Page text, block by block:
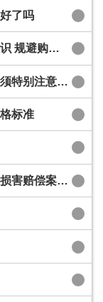
了吗
【崇阳县律师事务所提醒】增强法律意识 规避购房风险
【崇阳县律师事务所提醒】购房过程中须特别注意的法律问题
标准
【崇阳县律师】最高法《关于审理人身损害赔偿案件适用法律若干问题的解释》